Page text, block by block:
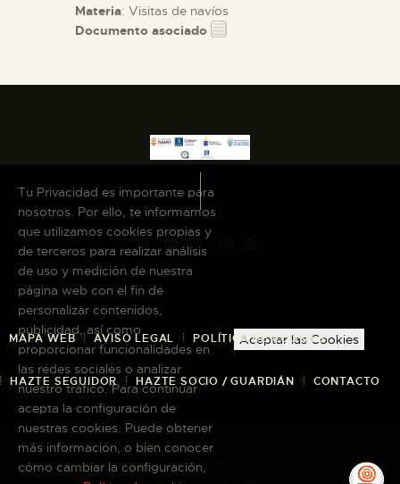
Materia: Visitas de navíos
Documento asociado
MAPA WEB AVISO LEGAL POLÍTICA DE COOKIES
HAZTE SEGUIDOR HAZTE SOCIO / GUARDIÁN CONTACTO
Copyright © 2026 El Museo Canario · Todos
los derechos reservados
Tu Privacidad es importante para
nosotros. Por ello, te informamos
que utilizamos cookies propias y
de terceros para realizar análisis
de uso y medición de nuestra
página web con el fin de
personalizar contenidos,
publicidad, así como
proporcionar funcionalidades en
las redes sociales o analizar
nuestro tráfico. Para continuar
acepta la configuración de
nuestras cookies. Puede obtener
más información, o bien conocer
cómo cambiar la configuración,
Aceptar las Cookies